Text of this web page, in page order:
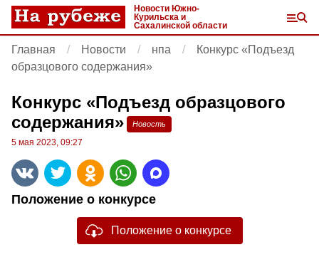
Новости Южно-
Курильска и
Сахалинской области
Главная Новости нпа
Конкурс «Подъезд
образцового содержания»
Конкурс «Подъезд образцового
содержания»
Новость
5 мая 2023, 09:27
Положение о конкурсе
Положение о конкурсе